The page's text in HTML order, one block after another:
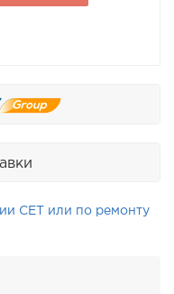
CET или по ремонту